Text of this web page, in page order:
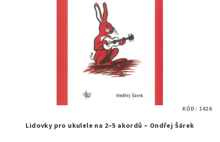
Lidovky pro ukulele na 2–5 akordů – Ondřej Šárek
KÓD: 1426